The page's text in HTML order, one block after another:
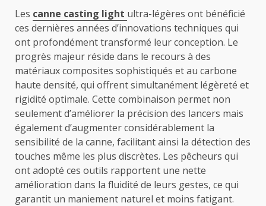
Les canne casting light ultra-légères ont bénéficié
ces dernières années d’innovations techniques qui
ont profondément transformé leur conception. Le
progrès majeur réside dans le recours à des
matériaux composites sophistiqués et au carbone
haute densité, qui offrent simultanément légèreté et
rigidité optimale. Cette combinaison permet non
seulement d’améliorer la précision des lancers mais
également d’augmenter considérablement la
sensibilité de la canne, facilitant ainsi la détection des
touches même les plus discrètes. Les pêcheurs qui
ont adopté ces outils rapportent une nette
amélioration dans la fluidité de leurs gestes, ce qui
garantit un maniement naturel et moins fatigant.